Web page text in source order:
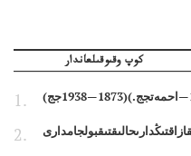
كوپ وقىوقىلعاندار